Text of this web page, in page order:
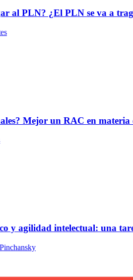
al PLN? ¿El PLN se va a
Mejor un RAC en materia
y agilidad intelectual: una